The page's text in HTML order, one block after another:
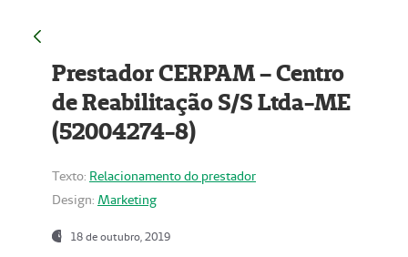
Prestador CERPAM – Centro
de Reabilitação S/S Ltda-ME
(52004274-8)
Texto: Relacionamento do prestador
Design: Marketing
18 de outubro, 2019